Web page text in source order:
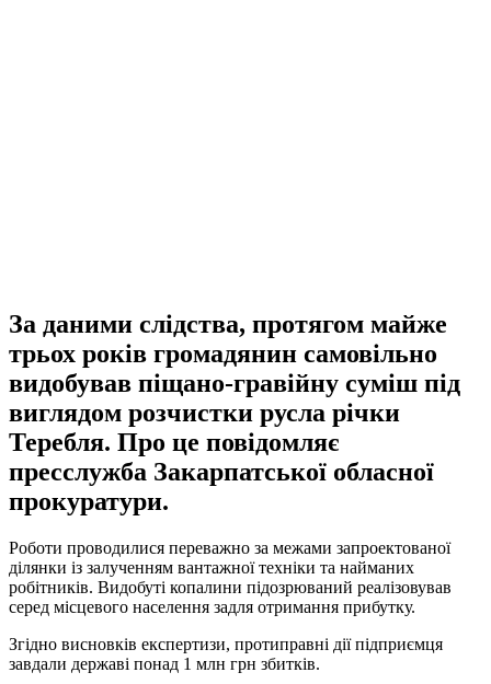
За даними слідства, протягом майже
трьох років громадянин самовільно
видобував піщано-гравійну суміш під
виглядом розчистки русла річки
Теребля. Про це повідомляє
пресслужба Закарпатської обласної
прокуратури.
Роботи проводилися переважно за межами запроектованої
ділянки із залученням вантажної техніки та найманих
робітників. Видобуті копалини підозрюваний реалізовував
серед місцевого населення задля отримання прибутку.
Згідно висновків експертизи, протиправні дії підприємця
завдали державі понад 1 млн грн збитків.